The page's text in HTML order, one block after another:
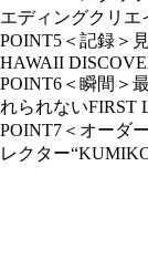
エディングクリエ
POINT5＜記録＞
HAWAII
POINT6＜瞬間＞
れられないFIRST
POINT7＜オーダ
レクター